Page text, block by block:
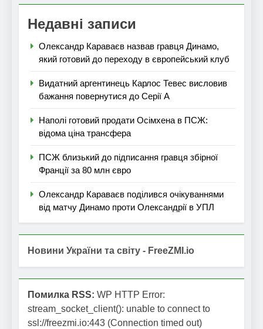
Недавні записи
Олександр Караваєв назвав гравця Динамо,
який готовий до переходу в європейський клуб
Видатний аргентинець Карлос Тевес висловив
бажання повернутися до Серії А
Наполі готовий продати Осімхена в ПСЖ:
відома ціна трансфера
ПСЖ близький до підписання гравця збірної
Франції за 80 млн євро
Олександр Караваєв поділився очікуваннями
від матчу Динамо проти Олександрії в УПЛ
Новини України та світу - FreeZMI.io
Помилка RSS: WP HTTP Error:
stream_socket_client(): unable to connect to
ssl://freezmi.io:443 (Connection timed out)